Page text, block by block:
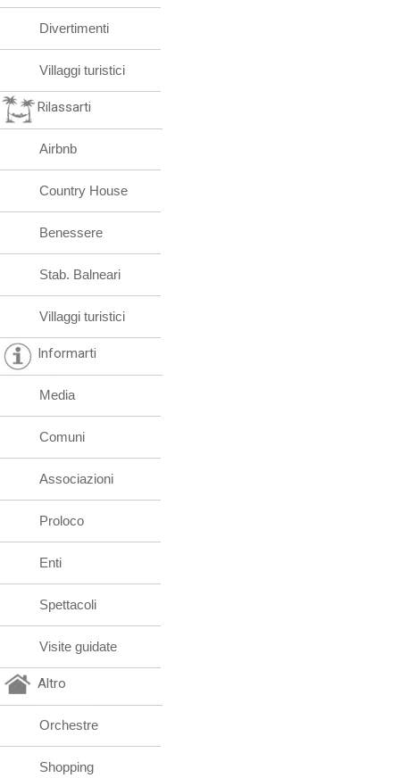
Divertimenti
Villaggi turistici
Rilassarti
Airbnb
Country House
Benessere
Stab. Balneari
Villaggi turistici
Informarti
Media
Comuni
Associazioni
Proloco
Enti
Spettacoli
Visite guidate
Altro
Orchestre
Shopping